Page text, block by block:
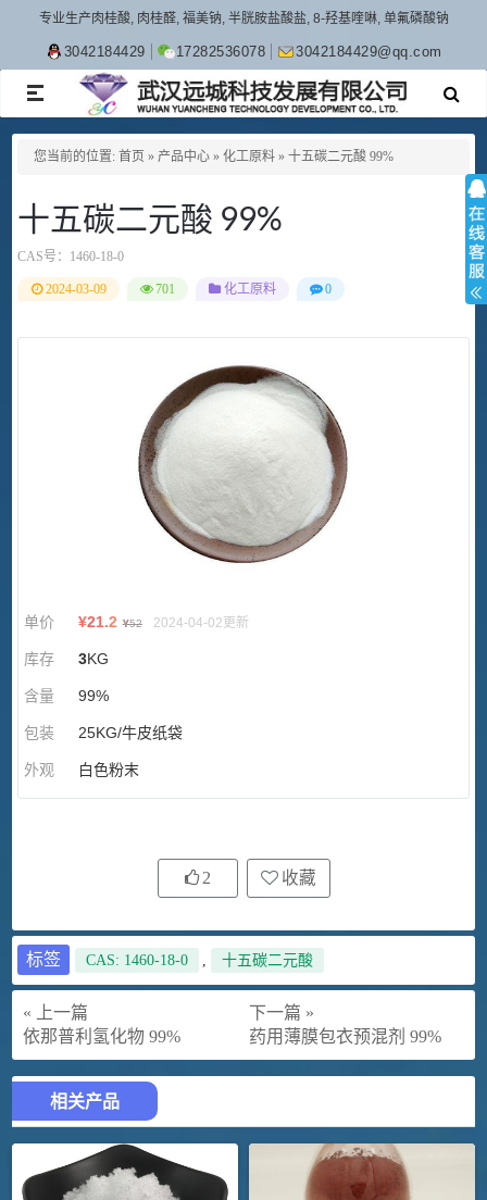
专业生产肉桂酸, 肉桂醛, 福美钠, 半胱胺盐酸盐, 8-羟基喹啉, 单氟磷酸钠
3042184429 17282536078 3042184429@qq.com
TOGGLE
NAVIGATION
您当前的位置: 首页 » 产品中心 » 化工原料 » 十五碳二元酸 99%
十五碳二元酸 99%
CAS号： 1460-18-0
2024-03-09 701 化工原料 0
单价 ¥21.2 ¥52 2024-04-02更新
库存 3KG
含量 99%
包装 25KG/牛皮纸袋
外观 白色粉末
2 收藏
标签 CAS: 1460-18-0 , 十五碳二元酸
« 上一篇
依那普利氢化物 99%
下一篇 »
药用薄膜包衣预混剂 99%
相关产品